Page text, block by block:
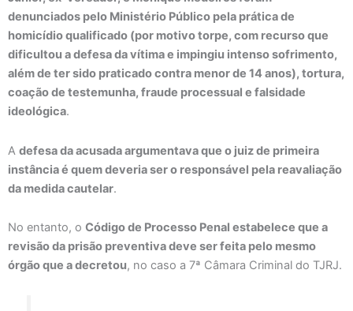
denunciados pelo Ministério Público pela prática de
homicídio qualificado (por motivo torpe, com recurso que
dificultou a defesa da vítima e impingiu intenso sofrimento,
além de ter sido praticado contra menor de 14 anos), tortura,
coação de testemunha, fraude processual e falsidade
ideológica.
A defesa da acusada argumentava que o juiz de primeira
instância é quem deveria ser o responsável pela reavaliação
da medida cautelar.
No entanto, o Código de Processo Penal estabelece que a
revisão da prisão preventiva deve ser feita pelo mesmo
órgão que a decretou, no caso a 7ª Câmara Criminal do TJRJ.